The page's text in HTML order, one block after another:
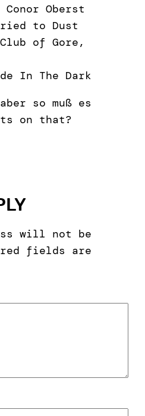
Oberst
to Dust
of Gore,
In The Dark
so muß es
on that?
will not be
fields are